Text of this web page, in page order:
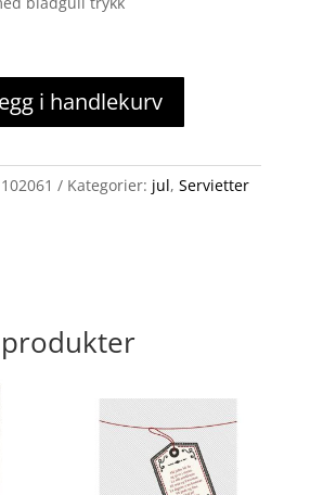
i handlekurv
102061 Kategorier: jul, Servietter